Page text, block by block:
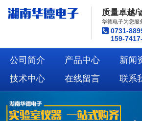
质量卓越/
华德电子为您服
0731-
159-
公司简介 产品中心 新闻
技术中心
在线留言 联系